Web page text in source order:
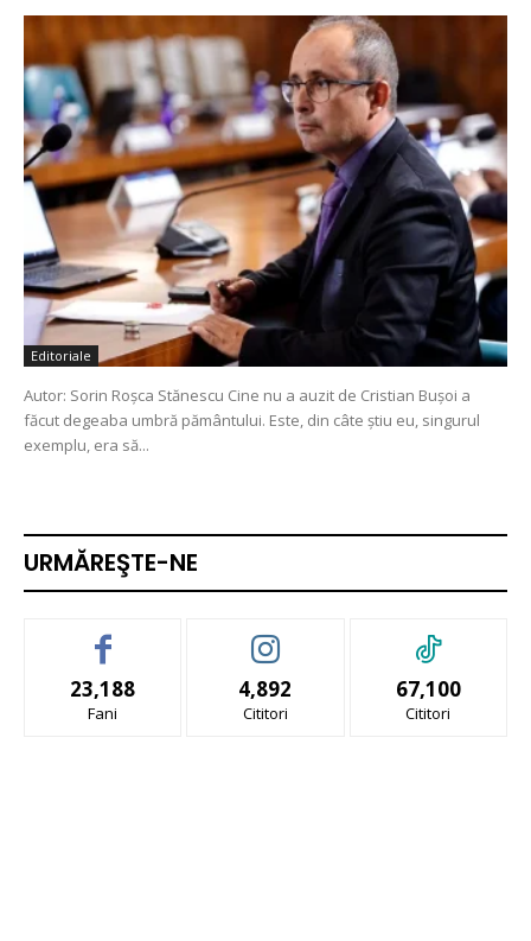
Editoriale
Autor: Sorin Roșca Stănescu Cine nu a auzit de Cristian Bușoi a
făcut degeaba umbră pământului. Este, din câte știu eu, singurul
exemplu, era să...
URMĂREŞTE-NE
23,188
Fani
4,892
Cititori
67,100
Cititori